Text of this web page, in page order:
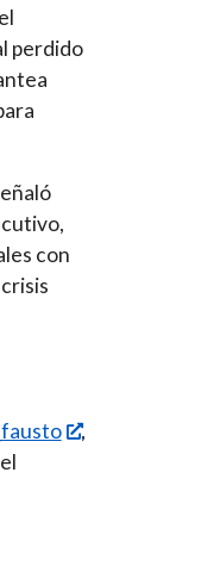
perdido
con
,